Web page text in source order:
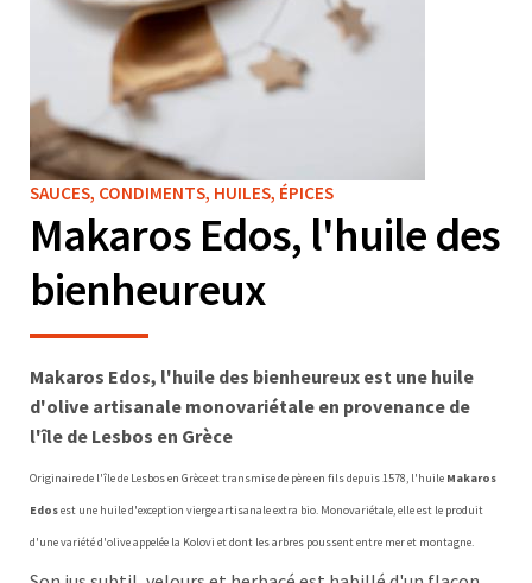
SAUCES, CONDIMENTS, HUILES, ÉPICES
Makaros Edos, l'huile des
bienheureux
Makaros Edos, l'huile des bienheureux est une huile
d'olive artisanale monovariétale en provenance de
l'île de Lesbos en Grèce
Originaire de l'île de Lesbos en Grèce et transmise de père en fils depuis 1578, l'huile Makaros
Edosest une huile d'exception vierge artisanale extra bio. Monovariétale, elle est le produit
d'une variété d'olive appelée la Kolovi et dont les arbres poussent entre mer et montagne.